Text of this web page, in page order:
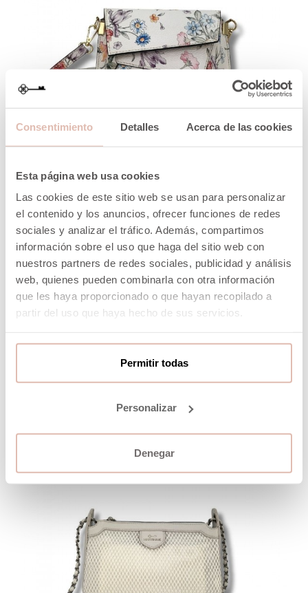
Consentimiento Detalles Acerca de las cookies
Esta página web usa cookies
Las cookies de este sitio web se usan para personalizar
el contenido y los anuncios, ofrecer funciones de redes
sociales y analizar el tráfico. Además, compartimos
información sobre el uso que haga del sitio web con
nuestros partners de redes sociales, publicidad y análisis
web, quienes pueden combinarla con otra información
que les haya proporcionado o que hayan recopilado a
partir del uso que haya hecho de sus servicios.
Permitir todas
Personalizar
Denegar
VISTA RÁPIDA
BOLSO PIEL GRABADA ESTAMPADO
47,34 €Precio
normal
78,90 €Precio
AÑADIR A LA CESTA
-40%